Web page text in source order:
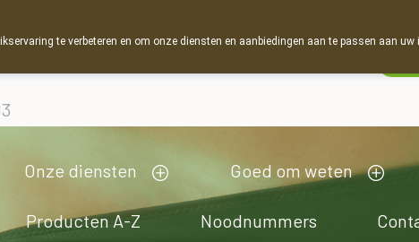
Onze diensten Goed om weten
Producten A-Z Noodnummers
te verbeteren en om onze diensten en aanbiedingen aan te passen aan